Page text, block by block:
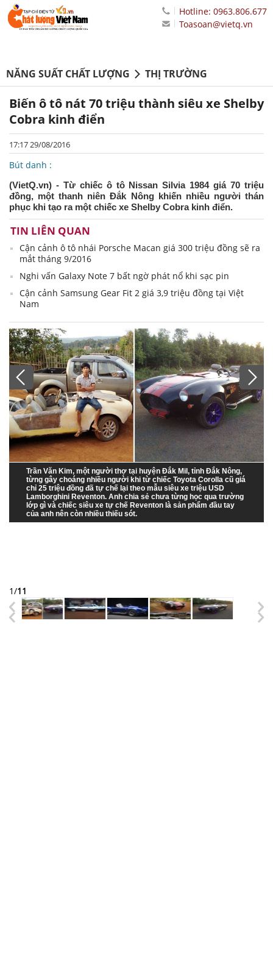
Hotline: 0963.806.677
Toasoan@vietq.vn
NĂNG SUẤT CHẤT LƯỢNG THỊ TRƯỜNG
Biến ô tô nát 70 triệu thành siêu xe Shelby
Cobra kinh điển
17:17 29/08/2016
Bút danh :
(VietQ.vn) - Từ chiếc ô tô Nissan Silvia 1984 giá 70 triệu
đồng, một thanh niên Đắk Nông khiến nhiều người thán
phục khi tạo ra một chiếc xe Shelby Cobra kinh điển.
TIN LIÊN QUAN
Cận cảnh ô tô nhái Porsche Macan giá 300 triệu đồng sẽ ra
mắt tháng 9/2016
Nghi vấn Galaxy Note 7 bất ngờ phát nổ khi sạc pin
Cận cảnh Samsung Gear Fit 2 giá 3,9 triệu đồng tại Việt
Nam
Trần Văn Kim, một người thợ tại huyện Đắk Mil, tỉnh Đắk Nông,
từng gây choáng nhiều người khi từ chiếc Toyota Corolla cũ giá
chỉ 25 triệu đồng đã tự chế lại theo mẫu siêu xe triệu USD
Lamborghini Reventon. Anh chia sẻ chưa từng học qua trường
lớp gì và chiếc siêu xe tự chế Reventon là sản phẩm đầu tay
của anh nên còn nhiều thiếu sót.
1/11